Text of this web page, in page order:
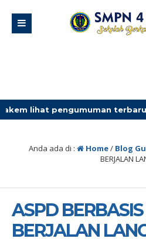
terbaru
Anda ada di : Home/ Blog
BERJALAN
ASPD
BERJALAN